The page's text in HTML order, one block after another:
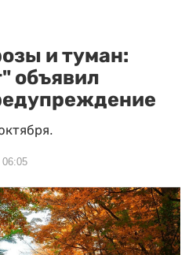
и туман:
объявил
06:05